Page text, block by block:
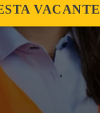
VACANTE